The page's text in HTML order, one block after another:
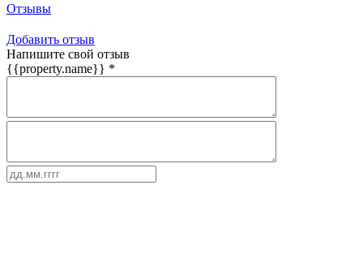
Отзывы
Добавить отзыв
Напишите свой отзыв
{{property.name}} *